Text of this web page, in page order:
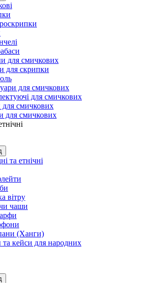
для смичкових
для скрипки
для смичкових
для смичкових
для смичкових
для смичкових
та етнічні
вітру
чаши
(Ханги)
кейси для народних